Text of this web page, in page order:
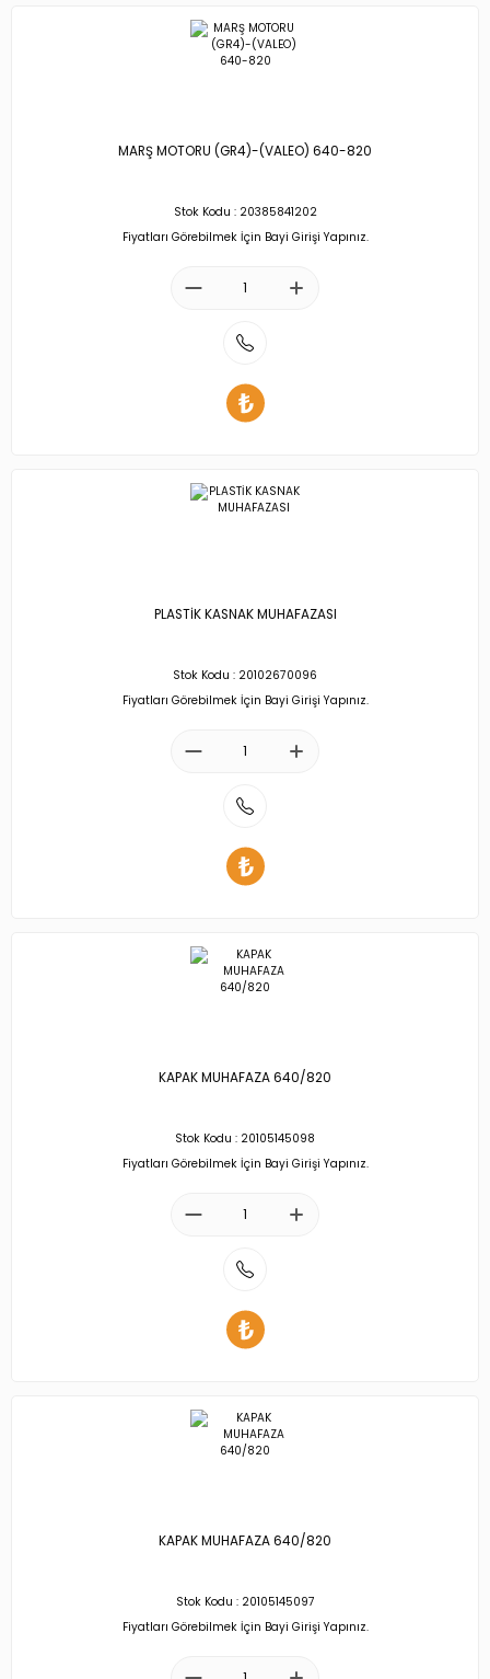
MARŞ MOTORU (GR4)-(VALEO) 640-820
Stok Kodu : 20385841202
Fiyatları Görebilmek İçin Bayi Girişi Yapınız.
PLASTİK KASNAK MUHAFAZASI
Stok Kodu : 20102670096
Fiyatları Görebilmek İçin Bayi Girişi Yapınız.
KAPAK MUHAFAZA 640/820
Stok Kodu : 20105145098
Fiyatları Görebilmek İçin Bayi Girişi Yapınız.
KAPAK MUHAFAZA 640/820
Stok Kodu : 20105145097
Fiyatları Görebilmek İçin Bayi Girişi Yapınız.